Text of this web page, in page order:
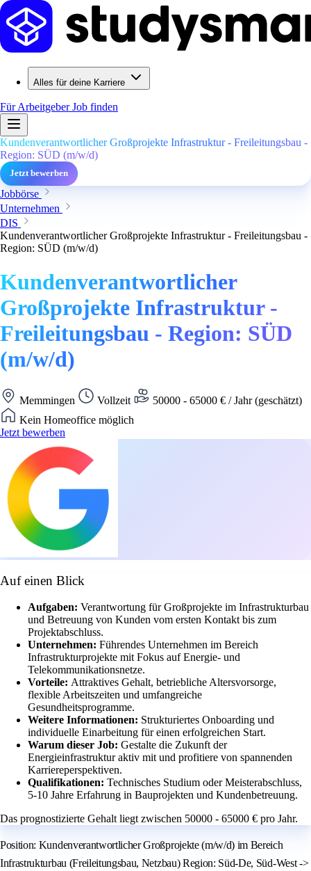
Alles für deine Karriere
Für ArbeitgeberJob finden
Kundenverantwortlicher Großprojekte Infrastruktur - Freileitungsbau -
Region: SÜD (m/w/d)
Jetzt bewerben
Jobbörse
Unternehmen
DIS
Kundenverantwortlicher Großprojekte Infrastruktur - Freileitungsbau -
Region: SÜD (m/w/d)
Kundenverantwortlicher
Großprojekte Infrastruktur -
Freileitungsbau - Region: SÜD
(m/w/d)
Memmingen Vollzeit
50000 - 65000 € / Jahr (geschätzt)
Kein Homeoffice möglich
Jetzt bewerben
Auf einen Blick
Aufgaben: Verantwortung für Großprojekte im Infrastrukturbau
und Betreuung von Kunden vom ersten Kontakt bis zum
Projektabschluss.
Unternehmen: Führendes Unternehmen im Bereich
Infrastrukturprojekte mit Fokus auf Energie- und
Telekommunikationsnetze.
Vorteile: Attraktives Gehalt, betriebliche Altersvorsorge,
flexible Arbeitszeiten und umfangreiche
Gesundheitsprogramme.
Weitere Informationen: Strukturiertes Onboarding und
individuelle Einarbeitung für einen erfolgreichen Start.
Warum dieser Job: Gestalte die Zukunft der
Energieinfrastruktur aktiv mit und profitiere von spannenden
Karriereperspektiven.
Qualifikationen: Technisches Studium oder Meisterabschluss,
5-10 Jahre Erfahrung in Bauprojekten und Kundenbetreuung.
Das prognostizierte Gehalt liegt zwischen 50000 - 65000 € pro Jahr.
Position: Kundenverantwortlicher Großprojekte (m/w/d) im Bereich
Infrastrukturbau (Freileitungsbau, Netzbau) Region: Süd-De, Süd-West ->